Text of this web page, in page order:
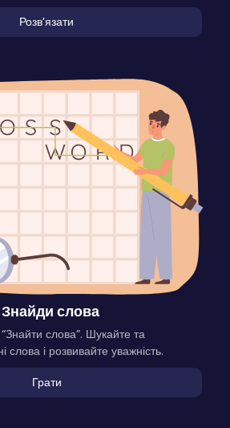
Розвʼязати
Знайди слова
слова”. Шукайте та
слова і розвивайте уважність.
Грати